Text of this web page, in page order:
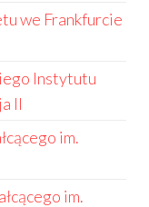
we Frankfurcie
Instytutu
II
im.
im.